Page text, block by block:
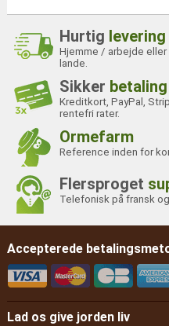
Hurtig levering
Hjemme / arbejde eller
lande.
Sikker betaling
Kreditkort, PayPal,
rentefri rater.
Ormefarm
Reference inden for
Flersproget
Telefonisk på fransk
Accepterede
Lad os give jorden liv